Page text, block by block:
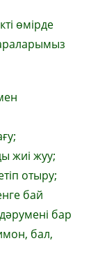
өмірде
жиі жуу;
отыру;
бай
бар
бал,